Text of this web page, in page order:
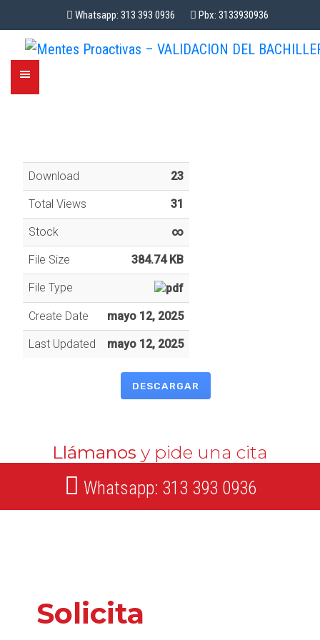
Whatsapp: 313 393 0936 Pbx: 3133930936
Download 23
Total Views 31
Stock ∞
File Size 384.74 KB
File Type
Create Date mayo 12, 2025
Last Updated mayo 12, 2025
DESCARGAR
Llámanos y pide una cita
Whatsapp: 313 393 0936
Solicita